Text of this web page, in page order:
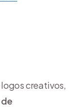
creativos,